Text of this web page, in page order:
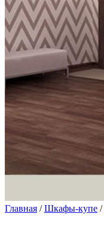
Главная /Шкафы-купе /